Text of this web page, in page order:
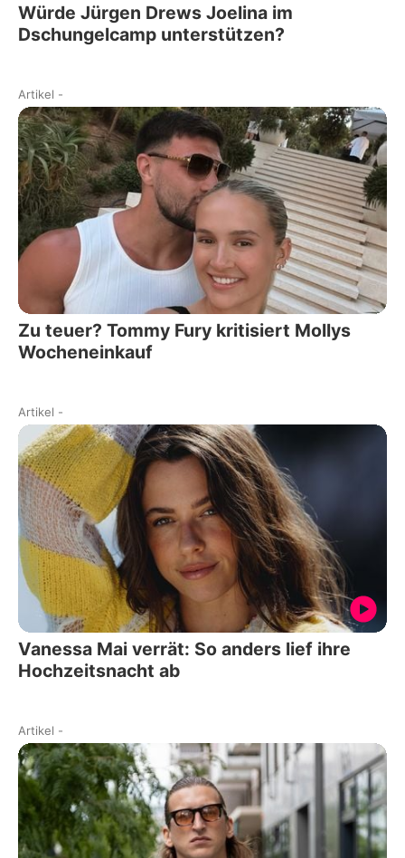
Würde Jürgen Drews Joelina im
Dschungelcamp unterstützen?
Artikel -
Zu teuer? Tommy Fury kritisiert Mollys
Wocheneinkauf
Artikel -
Vanessa Mai verrät: So anders lief ihre
Hochzeitsnacht ab
Artikel -